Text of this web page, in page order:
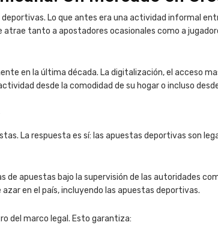
Lo que antes era una actividad informal
tanto a apostadores ocasionales como a
en la última década. La digitalización, el acceso
desde la comodidad de su hogar o incluso
La respuesta es sí: las apuestas deportivas son
apuestas bajo la supervisión de las autoridades
en el país, incluyendo las apuestas deportivas.
del marco legal. Esto garantiza: